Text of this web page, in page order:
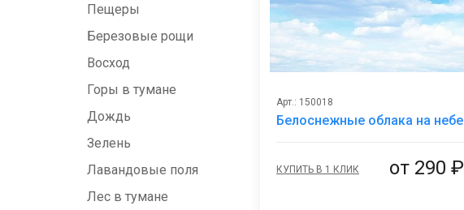
Пещеры
Березовые рощи
Восход
Горы в тумане
Дождь
Зелень
Лавандовые поля
Лес в тумане
Арт.: 150018
Белоснежные облака на небе
КУПИТЬ В 1 КЛИК от290 ₽